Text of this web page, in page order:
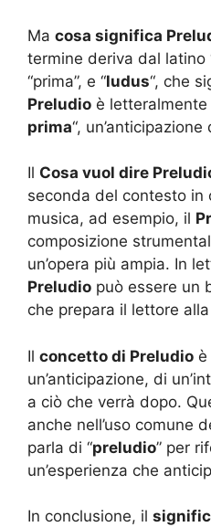
Ma cosa significa
termine deriva dal latino
“prima”, e “ludus“, che
Preludio è letteralmente
prima“,
Il Cosa vuol dire
seconda del contesto in
musica, ad esempio, il
composizione
un’opera più ampia. In
Preludio può essere un
che prepara il lettore
Il concetto di Preludio
un’anticipazione, di
a ciò che verrà dopo.
anche nell’uso comune
parla di “preludio” per
un’esperienza che
In conclusione, il